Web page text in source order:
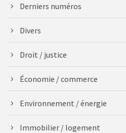
Derniers numéros
Divers
Droit / justice
Économie / commerce
Environnement / énergie
Immobilier / logement